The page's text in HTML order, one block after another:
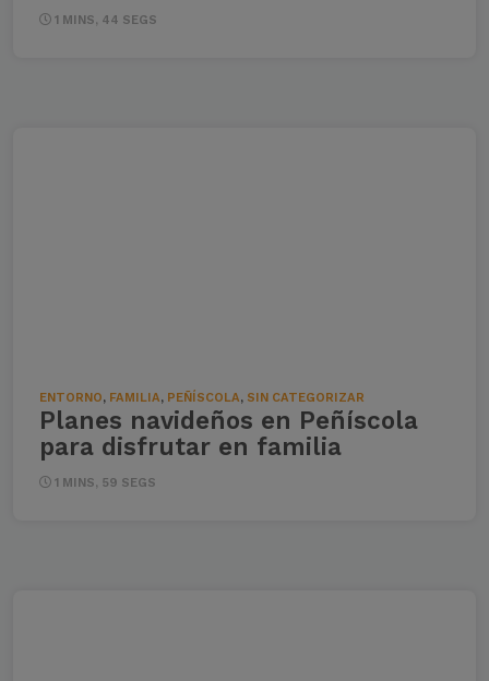
1 MINS, 44 SEGS
ENTORNO, FAMILIA, PEÑÍSCOLA, SIN CATEGORIZAR
Planes navideños en Peñíscola
para disfrutar en familia
1 MINS, 59 SEGS